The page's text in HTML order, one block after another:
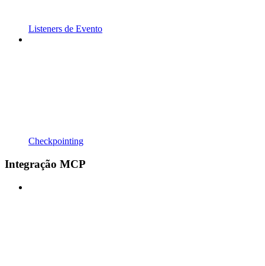
Listeners de Evento
Checkpointing
Integração MCP